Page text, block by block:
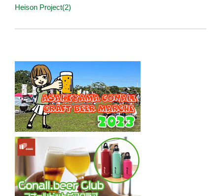
Heison Project(2)